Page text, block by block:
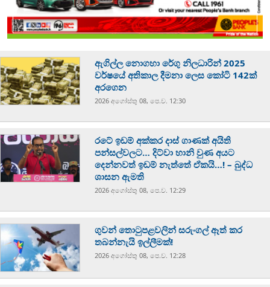
ඇගිල්ල නොගහා රේගු නිලධාරින් 2025
වර්ෂයේ අතිකාල දීමනා ලෙස කෝටි 142ක්
අරගෙන
2026 අගෝස්‍තු 08, පෙ.ව. 12:30
රටේ ඉඩම් අක්කර දාස් ගාණක් අයිති
පන්සල්වලට… දිට්වා හානි වුණ අයට
දෙන්නවත් ඉඩම් නැත්තේ ඒකයි…! – බුද්ධ
ශාසන ඇමති
2026 අගෝස්‍තු 08, පෙ.ව. 12:29
ගුවන් තොටුපළවලින් සරුංගල් ඈත් කර
තබන්නැයි ඉල්ලීමක්!
2026 අගෝස්‍තු 08, පෙ.ව. 12:28